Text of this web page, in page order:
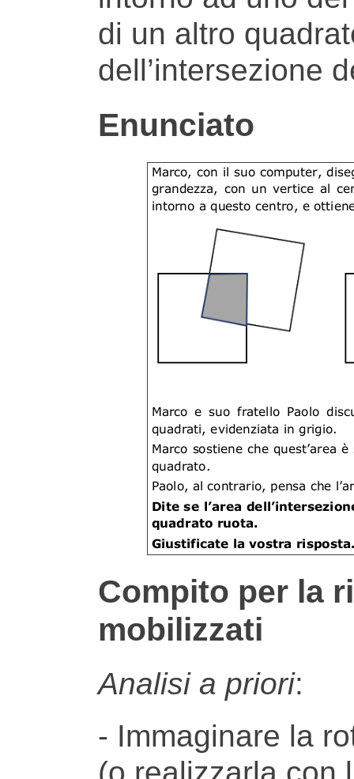
di un altro
dell’intersezione
Enunciato
Compito per la
mobilizzati
Analisi a priori:
- Immaginare la
(o realizzarla con